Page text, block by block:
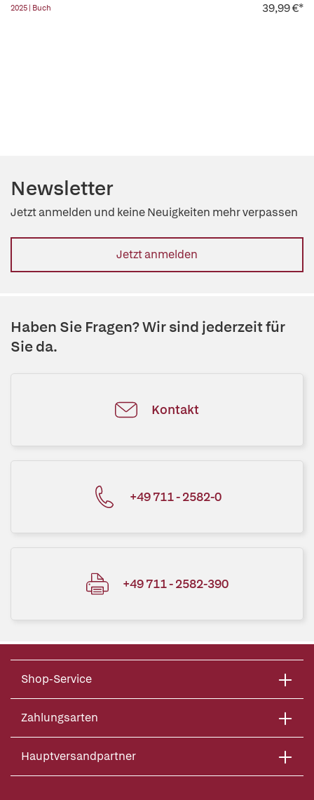
2025 | Buch 39,99 €*
Newsletter
Jetzt anmelden und keine Neuigkeiten mehr verpassen
Jetzt anmelden
Haben Sie Fragen? Wir sind jederzeit für
Sie da.
Kontakt
+49 711 - 2582-0
+49 711 - 2582-390
Shop-Service
Zahlungsarten
Hauptversandpartner